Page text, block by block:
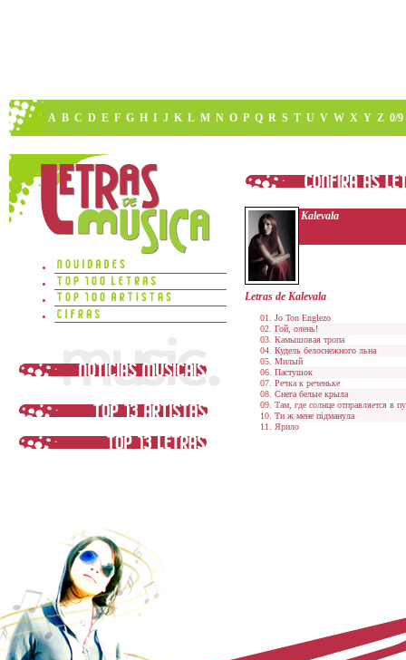
A B C D E F G H I J K L M N O P Q R S T U V W X Y Z 0/9
Kalevala
Letras de Kalevala
Jo Ton Englezo
Гой, олень!
Камышовая тропа
Кудель белоснежного льна
Милый
Пастушок
Речка к реченьке
Снега белые крыла
Там, где солнце отправляется в
Ти ж мене пiдманула
Ярило